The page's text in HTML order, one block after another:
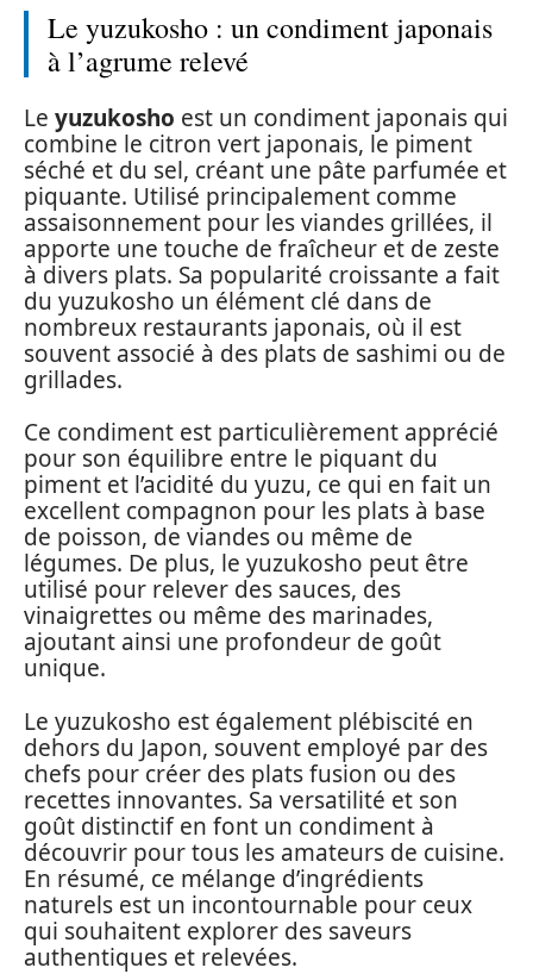
Le yuzukosho : un condiment japonais
à l’agrume relevé
Le yuzukosho est un condiment japonais qui
combine le citron vert japonais, le piment
séché et du sel, créant une pâte parfumée et
piquante. Utilisé principalement comme
assaisonnement pour les viandes grillées, il
apporte une touche de fraîcheur et de zeste
à divers plats. Sa popularité croissante a fait
du yuzukosho un élément clé dans de
nombreux restaurants japonais, où il est
souvent associé à des plats de sashimi ou de
grillades.
Ce condiment est particulièrement apprécié
pour son équilibre entre le piquant du
piment et l’acidité du yuzu, ce qui en fait un
excellent compagnon pour les plats à base
de poisson, de viandes ou même de
légumes. De plus, le yuzukosho peut être
utilisé pour relever des sauces, des
vinaigrettes ou même des marinades,
ajoutant ainsi une profondeur de goût
unique.
Le yuzukosho est également plébiscité en
dehors du Japon, souvent employé par des
chefs pour créer des plats fusion ou des
recettes innovantes. Sa versatilité et son
goût distinctif en font un condiment à
découvrir pour tous les amateurs de cuisine.
En résumé, ce mélange d’ingrédients
naturels est un incontournable pour ceux
qui souhaitent explorer des saveurs
authentiques et relevées.